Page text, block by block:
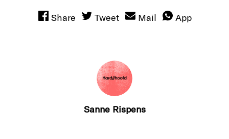
Share Tweet Mail App
Sanne Rispens